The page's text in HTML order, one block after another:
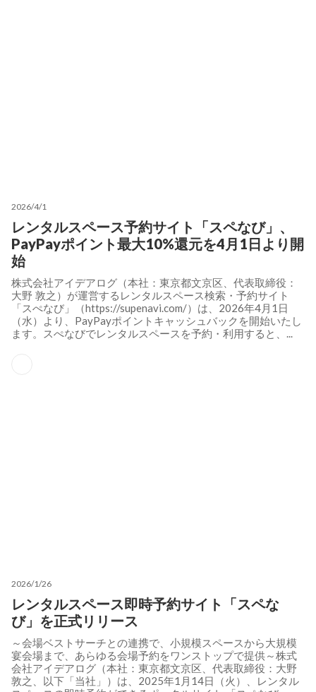
2026/4/1
レンタルスペース予約サイト「スペなび」、
PayPayポイント最大10%還元を4月1日より開
始
株式会社アイデアログ（本社：東京都文京区、代表取締役：
大野 敦之）が運営するレンタルスペース検索・予約サイト
「スぺなび」（https://supenavi.com/）は、2026年4月1日
（水）より、PayPayポイントキャッシュバックを開始いたし
ます。スぺなびでレンタルスペースを予約・利用すると、...
2026/1/26
レンタルスペース即時予約サイト「スペな
び」を正式リリース
～会場ベストサーチとの連携で、小規模スペースから大規模
宴会場まで、あらゆる会場予約をワンストップで提供～株式
会社アイデアログ（本社：東京都文京区、代表取締役：大野
敦之、以下「当社」）は、2025年1月14日（火）、レンタル